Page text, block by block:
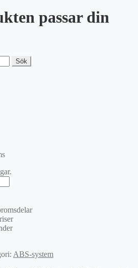
passar din
Sök
ABS-system